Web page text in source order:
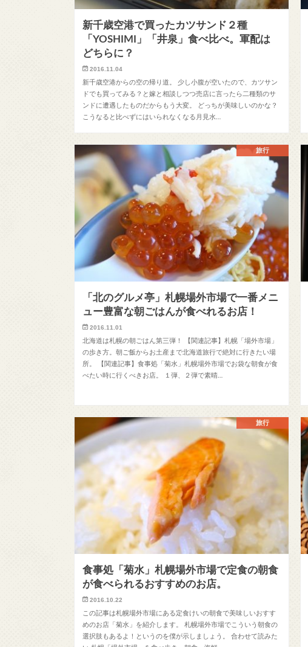
新千歳空港で買ったカツサンド２種
「YOSHIMI」「井泉」食べ比べ。軍配は
どちらに？
2016.11.04
新千歳空港からの空の帰り道。 少し小腹が空いたので、カツサン
ドでも買ってみる？と嫁と相談しつつ売店に言ったら二種類のサ
ンドに遭遇したものだからもう大変。 どっちが美味しいのかな？
こうなると比べずにはいられなくなる月見水…
旅行
「北のグルメ亭」札幌場外市場で一番メニ
ュー豊富な朝ごはんが食べれるお店！
2016.11.01
北海道は札幌の朝ごはん第三弾！ 【関連記事】札幌「場外市場」
の歩き方。朝ご飯からお土産まで北海道旅行で絶対に行きたい場
所。 【関連記事】食事処「菊水」札幌場外市場でお袋な朝食が食
べたい時に行くべきお店。 １弾、２弾で素晴…
旅行
食事処「菊水」札幌場外市場で定食の朝食
が食べられるおすすめのお店。
2016.10.22
この記事は札幌場外市場にある定食けいの朝食で美味しいおすす
めのお店「菊水」を紹介します。 札幌場外市場でこういう朝食の
選択肢もあるよ！というのを僕が示しましょう。 合わせて読みた